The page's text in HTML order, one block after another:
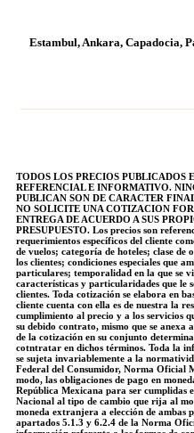
Estambul, Ankara, Capadocia,
TODOS LOS PRECIOS PUBLICADOS
REFERENCIAL E INFORMATIVO.
PUBLICAN SON DE CARACTER
NO SOLICITE UNA COTIZACION
ENTREGA DE ACUERDO A SUS
PRESUPUESTO. Los precios son
requerimientos específicos del cliente
de vuelos; categoría de hoteles; clase de
los clientes; condiciones especiales que
particulares; temporalidad en la que se
características y particularidades que le
clientes. Toda cotización se elabora en
cliente cuenta con ella es de nuestra la
cumplimiento al precio y a los servicios
su debido contrato, mismo que se
de la cotización en su conjunto
cotntratar en dichos términos. Toda la
se sujeta invariablemente a la
Federal del Consumidor, Norma Oficial
modo, las obligaciones de pago en
República Mexicana para ser cumplidas
Nacional al tipo de cambio que rija al
moneda extranjera a elección de ambas
apartados 5.1.3 y 6.2.4 de la Norma